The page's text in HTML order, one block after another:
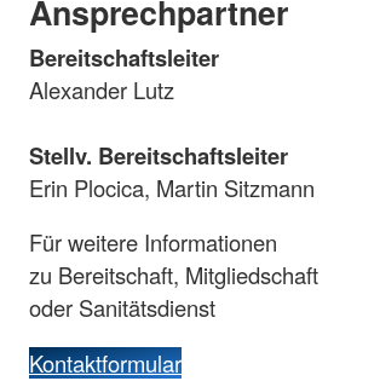
Ansprechpartner
Bereitschaftsleiter
Alexander Lutz
Stellv. Bereitschaftsleiter
Erin Plocica, Martin Sitzmann
Für weitere Informationen
zu Bereitschaft, Mitgliedschaft
oder Sanitätsdienst
Kontaktformular